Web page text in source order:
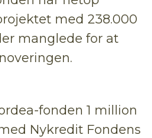
med 238.000
manglede for at
fonden 1 million
Nykredit Fondens